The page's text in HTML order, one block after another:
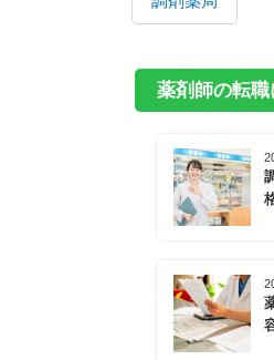
薬剤師の転